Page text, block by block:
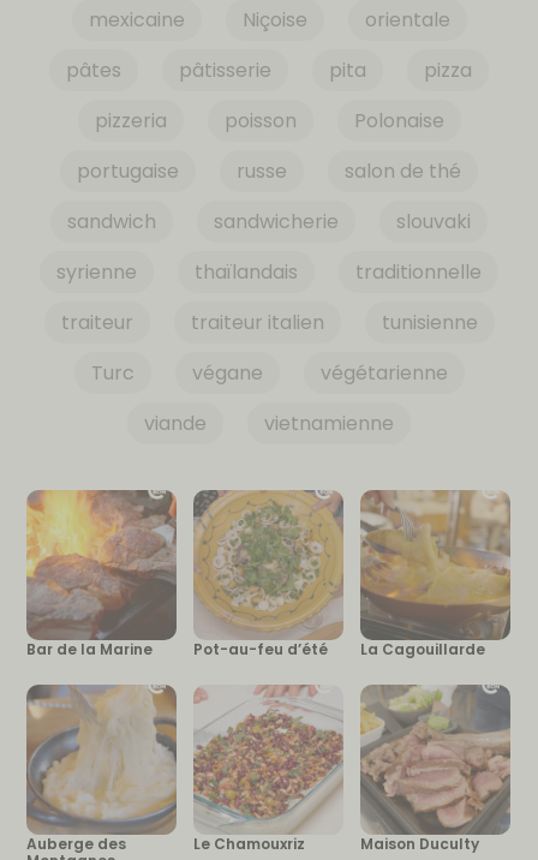
mexicaine
Niçoise
orientale
pâtes
pâtisserie pita
pizza
pizzeria
poisson
Polonaise
portugaise
russe
salon de thé
sandwich
sandwicherie
slouvaki
syrienne
thaïlandais
traditionnelle
traiteur
traiteur italien
tunisienne
Turc
végane
végétarienne
viande
vietnamienne
Bar de la Marine Pot-au-feu d’été La Cagouillarde
Auberge des
Le Chamouxriz Maison Duculty